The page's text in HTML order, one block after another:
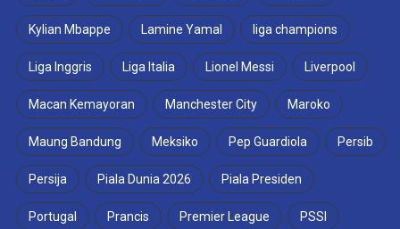
Kylian Mbappe Lamine Yamal liga champions
Liga Inggris Liga Italia Lionel Messi Liverpool
Macan Kemayoran Manchester City Maroko
Maung Bandung Meksiko Pep Guardiola Persib
Persija Piala Dunia 2026 Piala Presiden
Portugal Prancis Premier League PSSI